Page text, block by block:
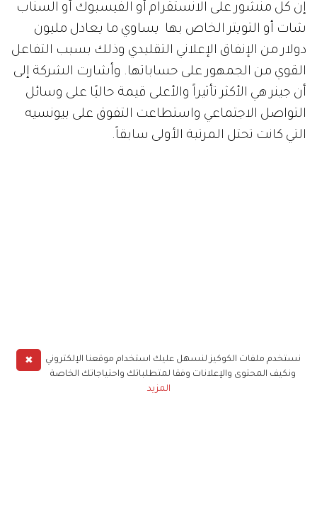
إن كل منشور على الانستقرام أو الفيسبوك أو السناب
شات أو التويتر الخاص بها يساوي ما يعادل مليون
دولار من الإنفاق الإعلاني التقليدي وذلك بسبب التفاعل
القوي من الجمهور على حساباتها. وأشارت الشركة إلى
أن جينر هي الأكثر تأثيراً والأعلى قيمة حاليًا على وسائل
التواصل الاجتماعي واستطاعت التفوق على بيونسيه
التي كانت تحتل المرتبة الأولى سابقاً.
كايلي جينر كارداشيان
✖
نستخدم ملفات الكوكيز لنسهل عليك استخدام موقعنا الإلكتروني
ونكيف المحتوى والإعلانات وفقا لمتطلباتك واحتياجاتك الخاصة
المزيد